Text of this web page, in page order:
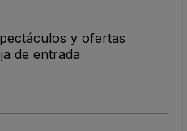
y ofertas
de entrada